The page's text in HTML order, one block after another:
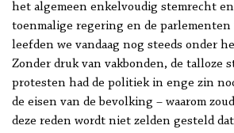
het algemeen enkelvoudig stemrecht
toenmalige regering en de parlementen
leefden we vandaag nog steeds onder
Zonder druk van vakbonden, de talloze
protesten had de politiek in enge zin
de eisen van de bevolking – waarom
deze reden wordt niet zelden gesteld